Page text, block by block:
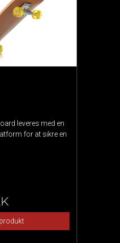
leveres med en
for at sikre en